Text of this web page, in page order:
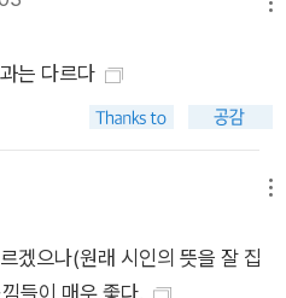
이 찍어놓은 과거의 얼굴들이기
있
는 ‘당신’은 과장되고 왜곡된
, ‘나’ 역시 그러하다고 말한
낯선 풍경으로 상영되는 내 마음
놓은 과거의 얼굴”에 불과하
롭지만 새롭지 않은 세계’를 대
는다. 세계에 대한 인식과 사유
새롭지만 새롭지 않은 세계’를
는 다르다
겠으나(원래 시인의 뜻을 잘 집